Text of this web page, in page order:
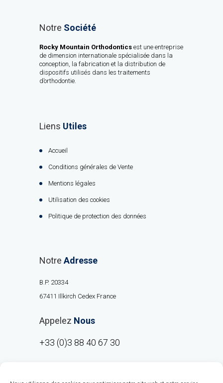
Notre Société
Rocky Mountain Orthodontics est une entreprise
de dimension internationale spécialisée dans la
conception, la fabrication et la distribution de
dispositifs utilisés dans les traitements
d’orthodontie.
Liens Utiles
Accueil
Conditions générales de Vente
Mentions légales
Utilisation des cookies
Politique de protection des données
Notre Adresse
B.P. 20334
67411 Illkirch Cedex France
Appelez Nous
+33 (0)3 88 40 67 30